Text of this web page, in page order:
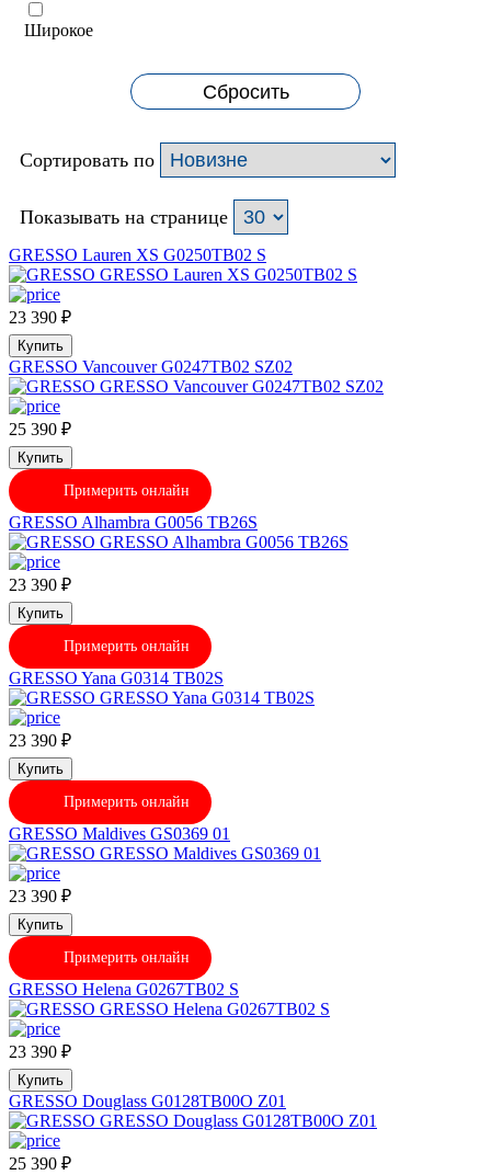
Широкое
Сбросить
Сортировать по
Показывать на странице
GRESSO Lauren XS G0250TB02 S
23 390 ₽
Купить
GRESSO Vancouver G0247TB02 SZ02
25 390 ₽
Купить
Примерить онлайн
GRESSO Alhambra G0056 TB26S
23 390 ₽
Купить
Примерить онлайн
GRESSO Yana G0314 TB02S
23 390 ₽
Купить
Примерить онлайн
GRESSO Maldives GS0369 01
23 390 ₽
Купить
Примерить онлайн
GRESSO Helena G0267TB02 S
23 390 ₽
Купить
GRESSO Douglass G0128TB00O Z01
25 390 ₽